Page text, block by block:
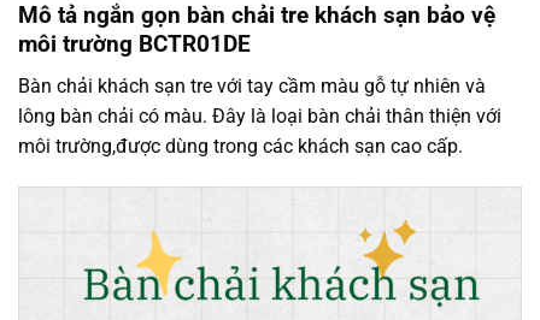
Mô tả ngắn gọn bàn chải tre khách sạn bảo vệ
môi trường BCTR01DE
Bàn chải khách sạn tre với tay cầm màu gỗ tự nhiên và
lông bàn chải có màu. Đây là loại bàn chải thân thiện với
môi trường,được dùng trong các khách sạn cao cấp.